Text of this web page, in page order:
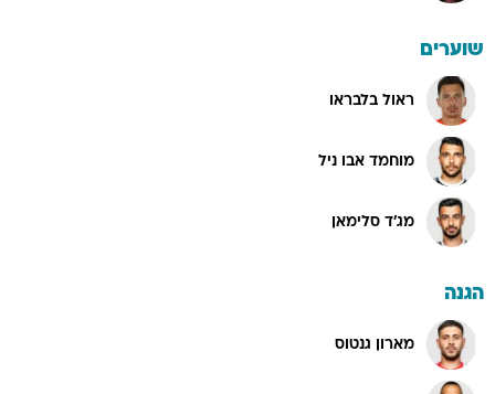
שוערים
ראול בלבראו
מוחמד אבו ניל
מג'ד סלימאן
הגנה
מארון גנטוס